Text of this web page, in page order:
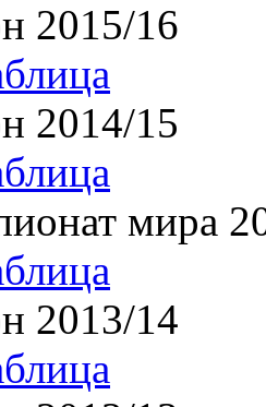
2015/16
2014/15
мира
2013/14